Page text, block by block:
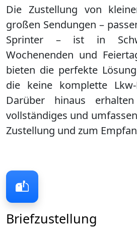
Briefzustellung
Die Zustellung von
großen Sendungen –
Sprinter – ist in
Wochenenden und
bieten die perfekte
die keine komplette
Darüber hinaus
vollständiges und
Zustellung und zum